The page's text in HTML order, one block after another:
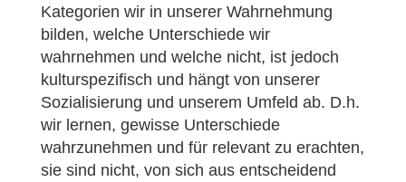
Kategorien wir in unserer Wahrnehmung
bilden, welche Unterschiede wir
wahrnehmen und welche nicht, ist jedoch
kulturspezifisch und hängt von unserer
Sozialisierung und unserem Umfeld ab. D.h.
wir lernen, gewisse Unterschiede
wahrzunehmen und für relevant zu erachten,
sie sind nicht, von sich aus entscheidend